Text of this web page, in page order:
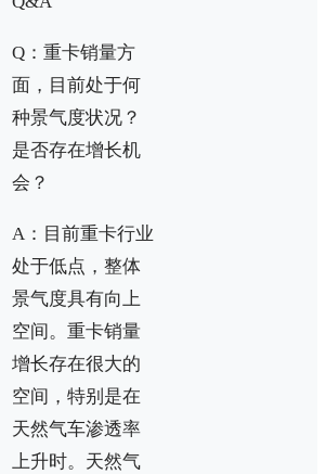
Q：重卡销量方
面，目前处于何
种景气度状况？
是否存在增长机
会？
A：目前重卡行业
处于低点，整体
景气度具有向上
空间。重卡销量
增长存在很大的
空间，特别是在
天然气车渗透率
上升时。天然气